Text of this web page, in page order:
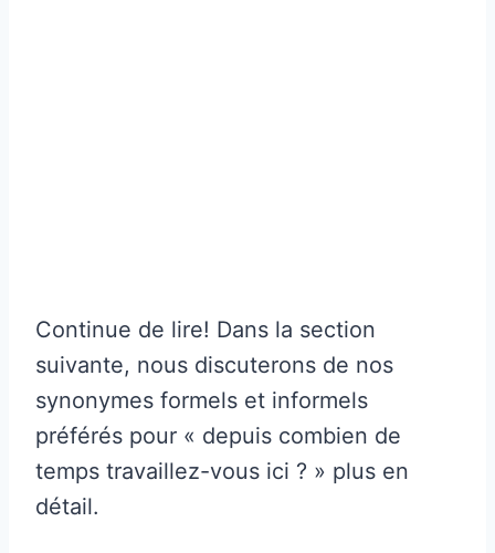
Continue de lire! Dans la section
suivante, nous discuterons de nos
synonymes formels et informels
préférés pour « depuis combien de
temps travaillez-vous ici ? » plus en
détail.